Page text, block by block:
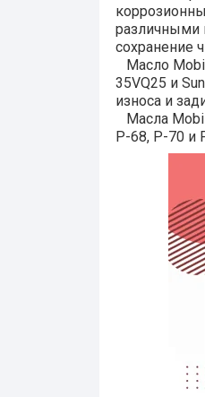
различными
сохранение
Масло Mobil
35VQ25 и
износа и
Масла
Р-68, Р-70 и